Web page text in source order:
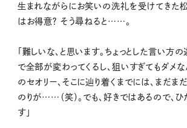
生まれながらにお笑いの洗礼を受けてきた松
はお得意？ そう尋ねると……。
「難しいな、と思います。ちょっとした言い方
で全部が変わってくるし、狙いすぎてもダメな
のセオリー、そこに辿り着くまでには、まだま
のりが……（笑）。でも、好きではあるので、
す」